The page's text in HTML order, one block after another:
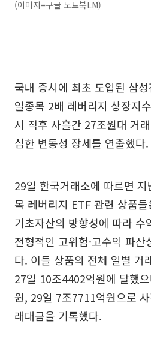
(이미지=구글 노트북LM)
국내 증시에 최초 도입된 삼
일종목 2배 레버리지 상장지
시 직후 사흘간 27조원대 거
심한 변동성 장세를 연출했다.
29일 한국거래소에 따르면
목 레버리지 ETF 관련 상품
기초자산의 방향성에 따라 수
전형적인 고위험·고수익 파
다. 이들 상품의 전체 일별 거
27일 10조4402억원에 달했
원, 29일 7조7711억원으로
래대금을 기록했다.